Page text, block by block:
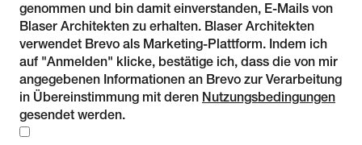
genommen und bin damit einverstanden, E-Mails von
Blaser Architekten zu erhalten. Blaser Architekten
verwendet Brevo als Marketing-Plattform. Indem ich
auf "Anmelden" klicke, bestätige ich, dass die von mir
angegebenen Informationen an Brevo zur Verarbeitung
in Übereinstimmung mit deren Nutzungsbedingungen
gesendet werden.